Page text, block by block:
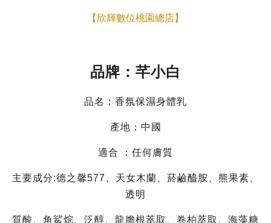
【欣輝數位桃園總店】
品牌：芊小白
品名：香氛保濕身體乳
產地：中國
適合 ：任何膚質
主要成分:德之馨577、天女木蘭、菸鹼醯胺、熊果素、
透明
質酸、角鯊烷、泛醇、龍膽根萃取、卷柏萃取、海藻糖